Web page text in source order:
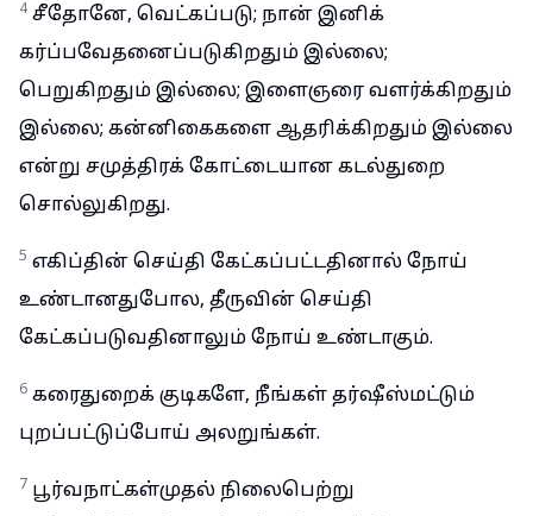
4 சீதோனே, வெட்கப்படு; நான் இனிக்
கர்ப்பவேதனைப்படுகிறதும் இல்லை;
பெறுகிறதும் இல்லை; இளைஞரை வளர்க்கிறதும்
இல்லை; கன்னிகைகளை ஆதரிக்கிறதும் இல்லை
என்று சமுத்திரக் கோட்டையான கடல்துறை
சொல்லுகிறது.
5 எகிப்தின் செய்தி கேட்கப்பட்டதினால் நோய்
உண்டானதுபோல, தீருவின் செய்தி
கேட்கப்படுவதினாலும் நோய் உண்டாகும்.
6 கரைதுறைக் குடிகளே, நீங்கள் தர்ஷீஸ்மட்டும்
புறப்பட்டுப்போய் அலறுங்கள்.
7 பூர்வநாட்கள்முதல் நிலைபெற்று